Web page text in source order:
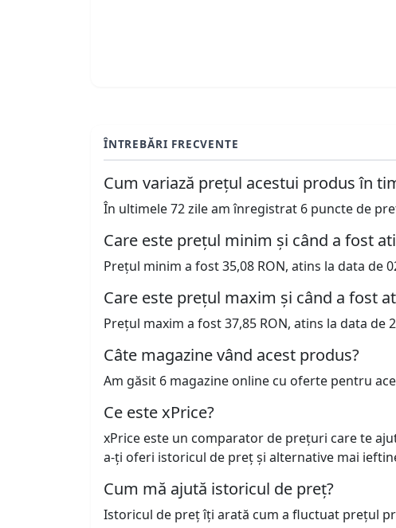
ÎNTREBĂRI FRECVENTE
Cum variază prețul acestui produs în
În ultimele 72 zile am înregistrat 6 puncte de
Care este prețul minim și când a fost
Prețul minim a fost 35,08 RON, atins la data de
Care este prețul maxim și când a fost
Prețul maxim a fost 37,85 RON, atins la data de
Câte magazine vând acest produs?
Am găsit 6 magazine online cu oferte pentru
Ce este xPrice?
xPrice este un comparator de prețuri care te
a-ți oferi istoricul de preț și alternative mai
Cum mă ajută istoricul de preț?
Istoricul de preț îți arată cum a fluctuat prețul